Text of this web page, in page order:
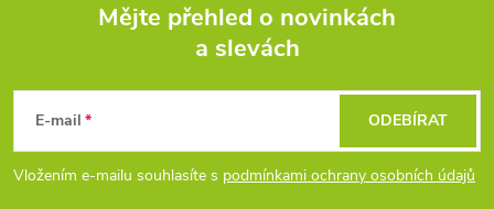
u
p
Mějte přehled o novinkách
a slevách
E-mail
Vložením e-mailu souhlasíte s podmínkami ochrany osobních údajů
ODEBÍRAT